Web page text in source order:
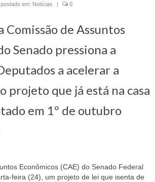
Cultura
Trabalhador
Política
Trabalhadoras
em geral
postado em: Notícias | 0
Comissão de Assuntos
Senado pressiona a
a acelerar a
projeto que já está na casa
em 1º de outubro
Econômicos (CAE) do Senado Federal
feira (24), um projeto de lei que isenta de